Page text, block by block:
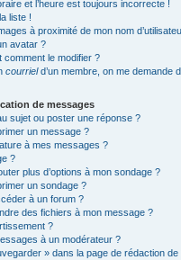
et l’heure est toujours incorrecte !
liste !
à proximité de mon nom
avatar ?
comment le modifier ?
courrield’un membre, on me demande
de messages
sujet ou poster une réponse ?
un message ?
à mes messages ?
?
plus d’options à mon sondage ?
un sondage ?
à un forum ?
des fichiers à mon message ?
?
à un modérateur ?
» dans la page de rédaction